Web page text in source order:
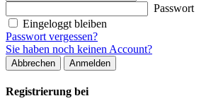
Passwort
Eingeloggt bleiben
Passwort vergessen?
Sie haben noch keinen Account?
Abbrechen Anmelden
Registrierung bei